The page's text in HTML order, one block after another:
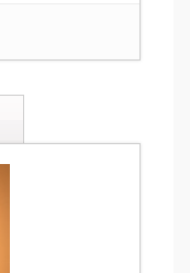
?…
Veja
quels rôles ?
bon coin…